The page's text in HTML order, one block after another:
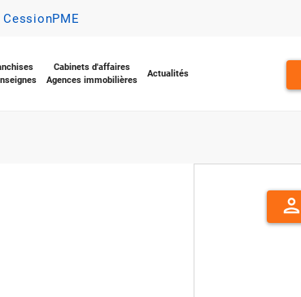
Cabinets d'affaires
Agences immobilières
Actualités
person